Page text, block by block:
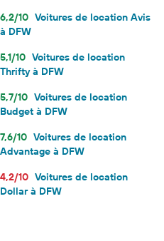
6,2/10 Voitures de location Avis
à DFW
5,1/10 Voitures de location
Thrifty à DFW
5,7/10 Voitures de location
Budget à DFW
7,6/10 Voitures de location
Advantage à DFW
4,2/10 Voitures de location
Dollar à DFW